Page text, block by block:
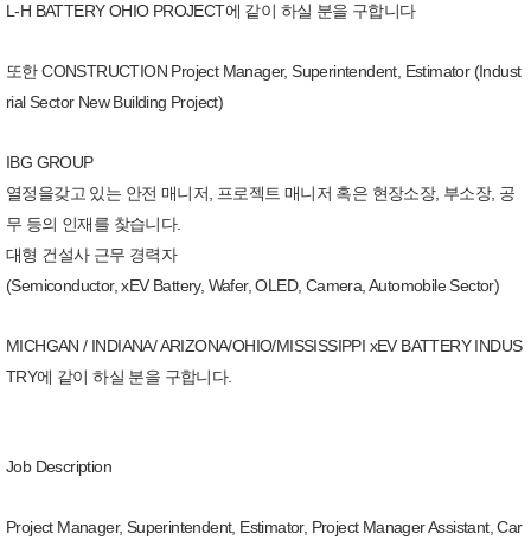
L-H BATTERY OHIO PROJECT에 같이 하실 분을 구합니다
또한 CONSTRUCTION Project Manager, Superintendent, Estimator (Indust
rial Sector New Building Project)
IBG GROUP
열정을갖고 있는 안전 매니저, 프로젝트 매니저 혹은 현장소장, 부소장, 공
무 등의 인재를 찾습니다.
대형 건설사 근무 경력자
(Semiconductor, xEV Battery, Wafer, OLED, Camera, Automobile Sector)
MICHGAN / INDIANA/ ARIZONA/OHIO/MISSISSIPPI xEV BATTERY INDUS
TRY에 같이 하실 분을 구합니다.
Job Description
Project Manager, Superintendent, Estimator, Project Manager Assistant, Car